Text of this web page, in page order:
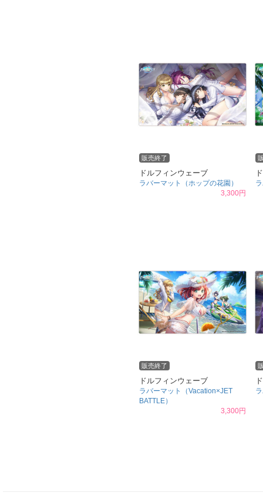
販売終了
ドルフィンウェーブ
ラバーマット（ホップの花園）
3,300円
販売終了
ドルフィンウェーブ
ラバーマット（Vacation×JET
BATTLE）
3,300円